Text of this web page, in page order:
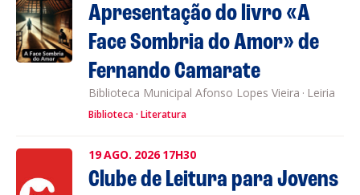
Apresentação do livro «A
Face Sombria do Amor» de
Fernando Camarate
Biblioteca Municipal Afonso Lopes Vieira · Leiria
Biblioteca Literatura
19AGO. 2026 17H30
Clube de Leitura para Jovens